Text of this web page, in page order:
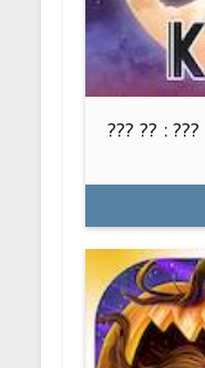
??? ?? :